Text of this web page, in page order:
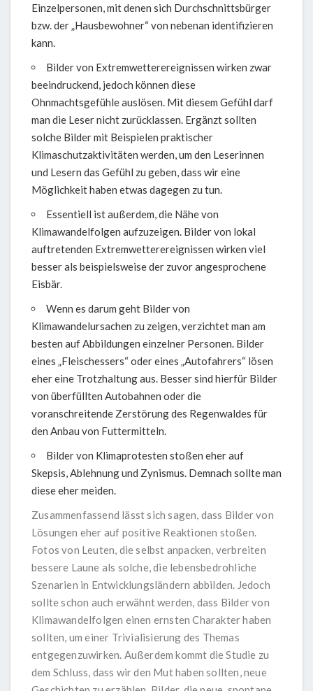
Einzelpersonen, mit denen sich Durchschnittsbürger
bzw. der „Hausbewohner“ von nebenan identifizieren
kann.
Bilder von Extremwetterereignissen wirken zwar
beeindruckend, jedoch können diese
Ohnmachtsgefühle auslösen. Mit diesem Gefühl darf
man die Leser nicht zurücklassen. Ergänzt sollten
solche Bilder mit Beispielen praktischer
Klimaschutzaktivitäten werden, um den Leserinnen
und Lesern das Gefühl zu geben, dass wir eine
Möglichkeit haben etwas dagegen zu tun.
Essentiell ist außerdem, die Nähe von
Klimawandelfolgen aufzuzeigen. Bilder von lokal
auftretenden Extremwetterereignissen wirken viel
besser als beispielsweise der zuvor angesprochene
Eisbär.
Wenn es darum geht Bilder von
Klimawandelursachen zu zeigen, verzichtet man am
besten auf Abbildungen einzelner Personen. Bilder
eines „Fleischessers“ oder eines „Autofahrers“ lösen
eher eine Trotzhaltung aus. Besser sind hierfür Bilder
von überfüllten Autobahnen oder die
voranschreitende Zerstörung des Regenwaldes für
den Anbau von Futtermitteln.
Bilder von Klimaprotesten stoßen eher auf
Skepsis, Ablehnung und Zynismus. Demnach sollte man
diese eher meiden.
Zusammenfassend lässt sich sagen, dass Bilder von
Lösungen eher auf positive Reaktionen stoßen.
Fotos von Leuten, die selbst anpacken, verbreiten
bessere Laune als solche, die lebensbedrohliche
Szenarien in Entwicklungsländern abbilden. Jedoch
sollte schon auch erwähnt werden, dass Bilder von
Klimawandelfolgen einen ernsten Charakter haben
sollten, um einer Trivialisierung des Themas
entgegenzuwirken. Außerdem kommt die Studie zu
dem Schluss, dass wir den Mut haben sollten, neue